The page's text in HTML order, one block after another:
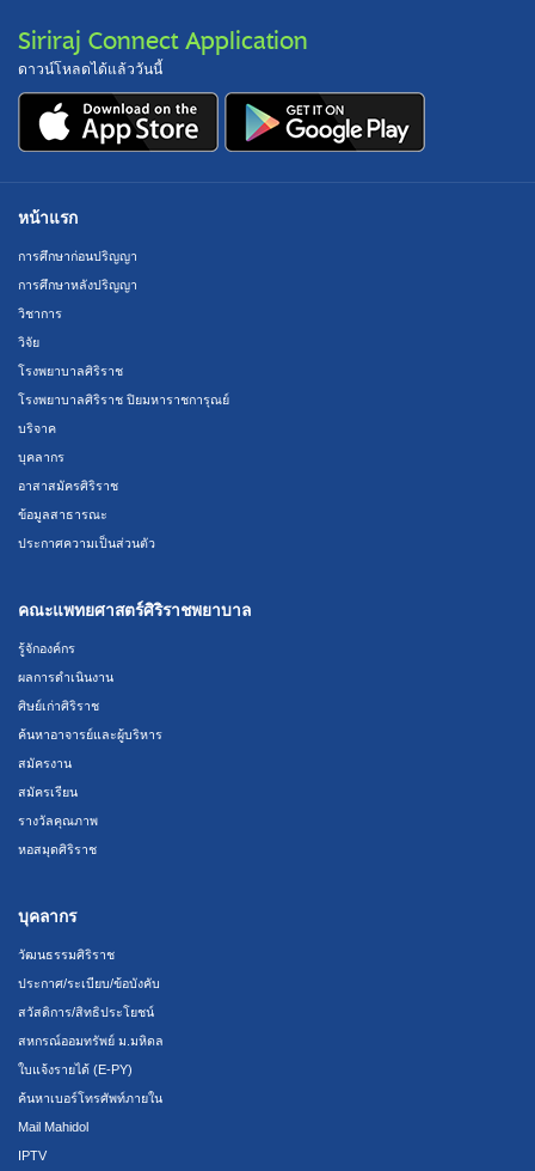
Siriraj Connect Application
ดาวน์โหลดได้แล้ววันนี้
หน้าแรก
การศึกษาก่อนปริญญา
การศึกษาหลังปริญญา
วิชาการ
วิจัย
โรงพยาบาลศิริราช
โรงพยาบาลศิริราช ปิยมหาราชการุณย์
บริจาค
บุคลากร
อาสาสมัครศิริราช
ข้อมูลสาธารณะ
ประกาศความเป็นส่วนตัว
คณะแพทยศาสตร์ศิริราชพยาบาล
รู้จักองค์กร
ผลการดำเนินงาน
ศิษย์เก่าศิริราช
ค้นหาอาจารย์และผู้บริหาร
สมัครงาน
สมัครเรียน
รางวัลคุณภาพ
หอสมุดศิริราช
บุคลากร
วัฒนธรรมศิริราช
ประกาศ/ระเบียบ/ข้อบังคับ
สวัสดิการ/สิทธิประโยชน์
สหกรณ์ออมทรัพย์ ม.มหิดล
ใบแจ้งรายได้ (E-PY)
ค้นหาเบอร์โทรศัพท์ภายใน
Mail Mahidol
IPTV